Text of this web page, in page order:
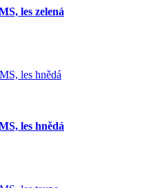
les zelená
les hnědá